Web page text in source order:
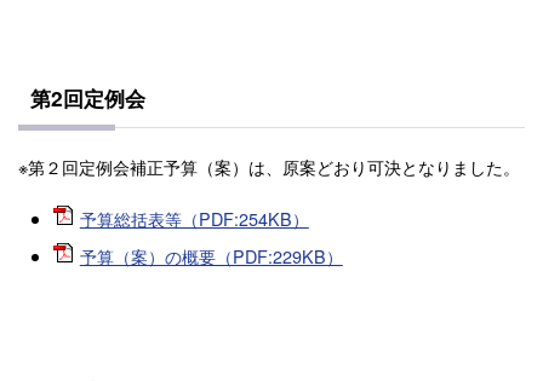
第2回定例会
※第２回定例会補正予算（案）は、原案どおり可決となりました。
予算総括表等（PDF:254KB）
予算（案）の概要（PDF:229KB）